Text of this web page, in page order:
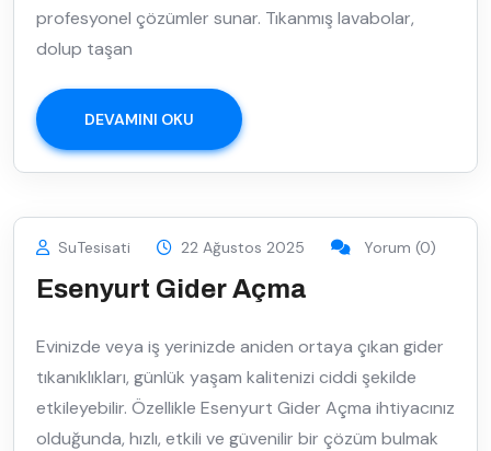
profesyonel çözümler sunar. Tıkanmış lavabolar,
dolup taşan
DEVAMINI OKU
SuTesisati 22 Ağustos 2025 Yorum (0)
Esenyurt Gider Açma
Evinizde veya iş yerinizde aniden ortaya çıkan gider
tıkanıklıkları, günlük yaşam kalitenizi ciddi şekilde
etkileyebilir. Özellikle Esenyurt Gider Açma ihtiyacınız
olduğunda, hızlı, etkili ve güvenilir bir çözüm bulmak